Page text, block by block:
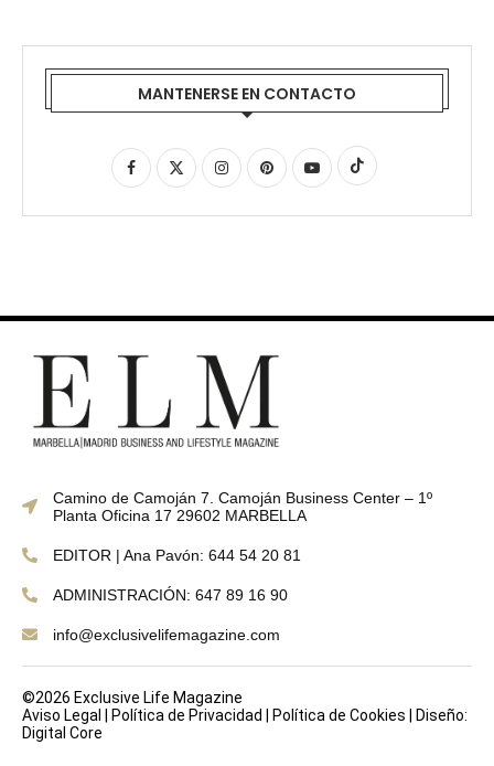
MANTENERSE EN CONTACTO
Camino de Camoján 7. Camoján Business Center – 1º
Planta Oficina 17 29602 MARBELLA
EDITOR | Ana Pavón: 644 54 20 81
ADMINISTRACIÓN: 647 89 16 90
info@exclusivelifemagazine.com
©2026 Exclusive Life Magazine
Aviso Legal
Política de Privacidad Política de Cookies
Diseño:
Digital Core